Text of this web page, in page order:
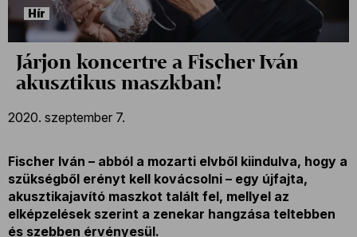
Hír
Járjon koncertre a Fischer Iván
akusztikus maszkban!
2020. szeptember 7.
Fischer Iván – abból a mozarti elvből kiindulva, hogy a
szükségből erényt kell kovácsolni – egy újfajta,
akusztikajavító maszkot talált fel, mellyel az
elképzelések szerint a zenekar hangzása teltebben
és szebben érvényesül.